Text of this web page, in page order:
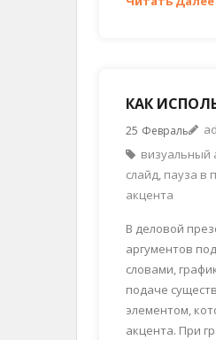
КАК
25 Февраль
визуальный
слайд, пауза в
акцента
В деловой
аргументов
словами,
подаче
элементом,
акцента. При